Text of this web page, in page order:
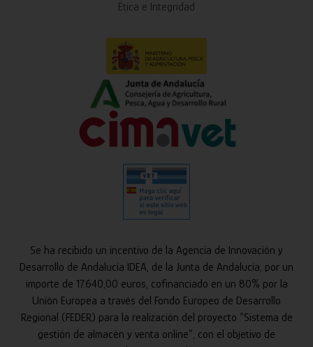
Ética e Integridad
Se ha recibido un incentivo de la Agencia de Innovación y
Desarrollo de Andalucía IDEA, de la Junta de Andalucía, por un
importe de 17.640,00 euros, cofinanciado en un 80% por la
Unión Europea a través del Fondo Europeo de Desarrollo
Regional (FEDER) para la realización del proyecto “Sistema de
gestión de almacén y venta online”, con el objetivo de